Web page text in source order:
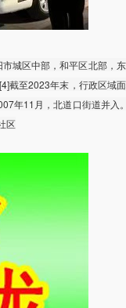
城区中部，和平区北部，
至2023年末，行政区域
年11月，北道口街道并入
区